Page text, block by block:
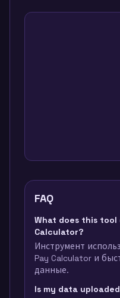
FAQ
What does this tool
Calculator?
Инструмент
Pay Calculator и
данные.
Is my data